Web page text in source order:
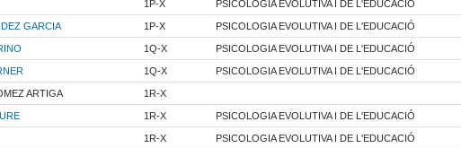
1P-X PSICOLOGIA EVOLUTIVA I DE L'EDUCACIÓ
GARCIA 1P-X PSICOLOGIA EVOLUTIVA I DE L'EDUCACIÓ
1Q-X PSICOLOGIA EVOLUTIVA I DE L'EDUCACIÓ
1Q-X PSICOLOGIA EVOLUTIVA I DE L'EDUCACIÓ
ARTIGA 1R-X
1R-X PSICOLOGIA EVOLUTIVA I DE L'EDUCACIÓ
1R-X PSICOLOGIA EVOLUTIVA I DE L'EDUCACIÓ